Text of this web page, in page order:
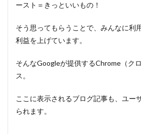
ースト＝きっといいもの！
そう思ってもらうことで、みんなに利
利益を上げています。
そんなGoogleが提供するChrome（ク
ス。
ここに表示されるブログ記事も、ユー
られます。